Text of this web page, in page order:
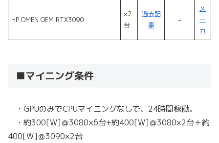
HP OMEN OEM RTX3090
×2
台
過去記
事
–
メ
ー
カ
■マイニング条件
・GPUのみでCPUマイニングなしで、24時間稼働。
・約300[W]＠3080×6台+約400[W]＠3080×2台＋約
400[W]＠3090×2台